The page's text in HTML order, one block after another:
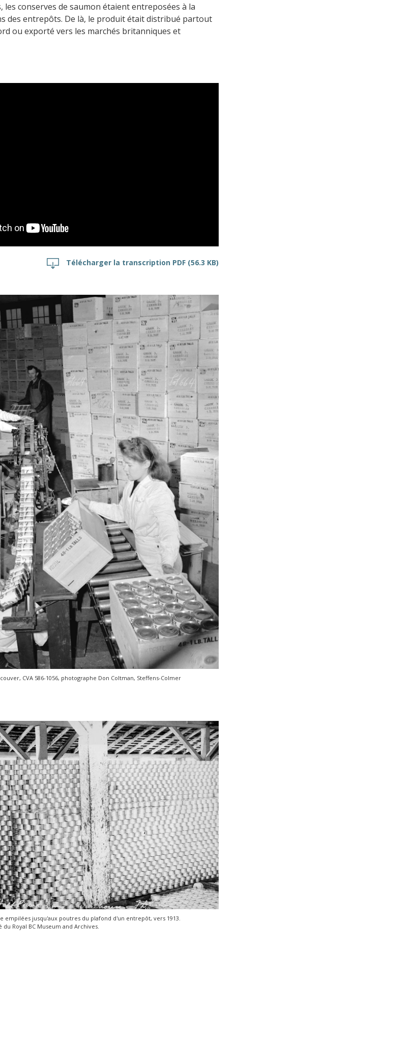
les conserves de saumon étaient entreposées à la
des entrepôts. De là, le produit était distribué partout
ou exporté vers les marchés britanniques et
Télécharger la transcription PDF (56.3 KB)
CVA 586-1056, photographe Don Coltman, Steffens-Colmer
empilées jusqu'aux poutres du plafond d'un entrepôt, vers 1913.
du Royal BC Museum and Archives.